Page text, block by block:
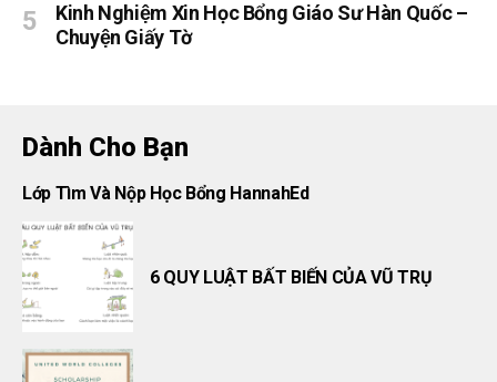
Kinh Nghiệm Xin Học Bổng Giáo Sư Hàn Quốc –
Chuyện Giấy Tờ
Dành Cho Bạn
Lớp Tìm Và Nộp Học Bổng HannahEd
6 QUY LUẬT BẤT BIẾN CỦA VŨ TRỤ